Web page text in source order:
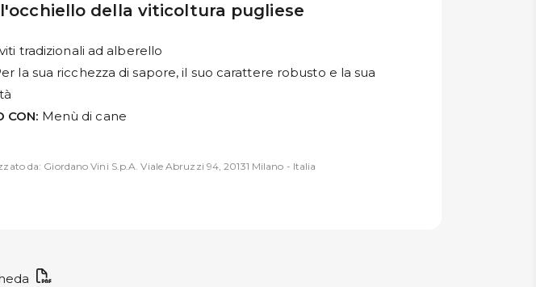
della viticoltura pugliese
tradizionali ad alberello
la sua ricchezza di sapore, il suo carattere robusto e la sua
CON: Menù di cane
da: Giordano Vini S.p.A. Viale Abruzzi 94, 20131 Milano - Italia